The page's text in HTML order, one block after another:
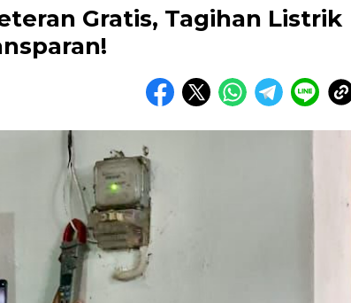
Gratis, Tagihan Listrik